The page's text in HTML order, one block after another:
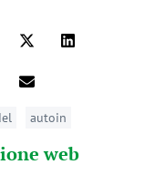
autoin
web